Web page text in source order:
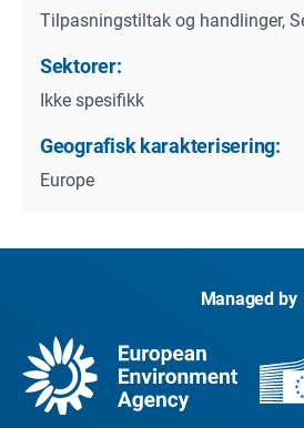
Tilpasningstiltak og handlinger,
Sektorer:
Ikke spesifikk
Geografisk karakterisering:
Europe
Managed by